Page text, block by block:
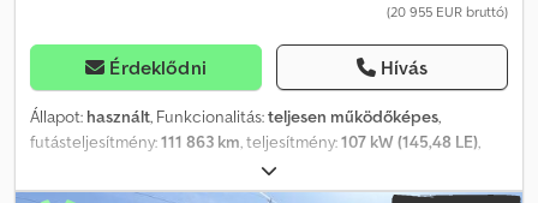
(20 955 EUR bruttó)
Érdeklődni Hívás
Állapot: használt, Funkcionalitás:teljesen működőképes,
futásteljesítmény:111 863 km , teljesítmény:107 kW (145,48 LE)
10/2012
össztömeg:3 500 kg, gumiabroncs állapota:80 százalék,